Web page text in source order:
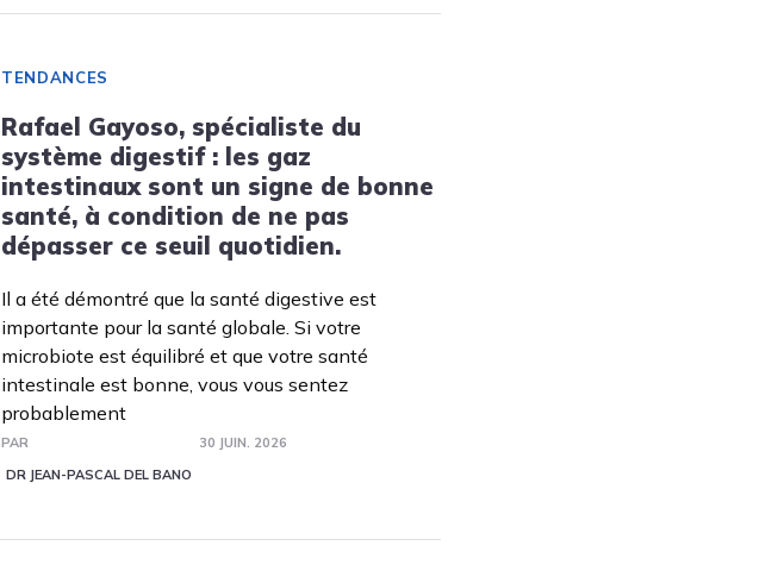
TENDANCES
Rafael Gayoso, spécialiste du
système digestif : les gaz
intestinaux sont un signe de bonne
santé, à condition de ne pas
dépasser ce seuil quotidien.
Il a été démontré que la santé digestive est
importante pour la santé globale. Si votre
microbiote est équilibré et que votre santé
intestinale est bonne, vous vous sentez
probablement
PAR
DR JEAN-PASCAL DEL BANO
30 JUIN. 2026